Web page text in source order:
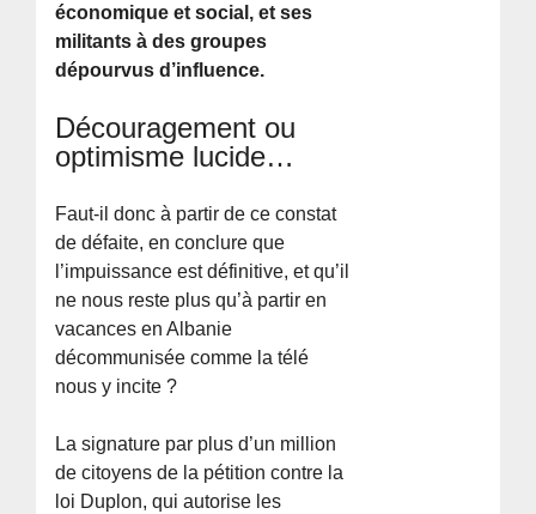
économique et social, et ses
militants à des groupes
dépourvus d’influence.
Découragement ou
optimisme lucide…
Faut-il donc à partir de ce constat
de défaite, en conclure que
l’impuissance est définitive, et qu’il
ne nous reste plus qu’à partir en
vacances en Albanie
décommunisée comme la télé
nous y incite ?
La signature par plus d’un million
de citoyens de la pétition contre la
loi Duplon, qui autorise les